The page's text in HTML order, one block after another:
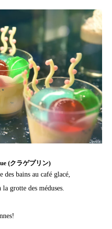
(クラゲプリン)
des bains au café glacé,
grotte des méduses.